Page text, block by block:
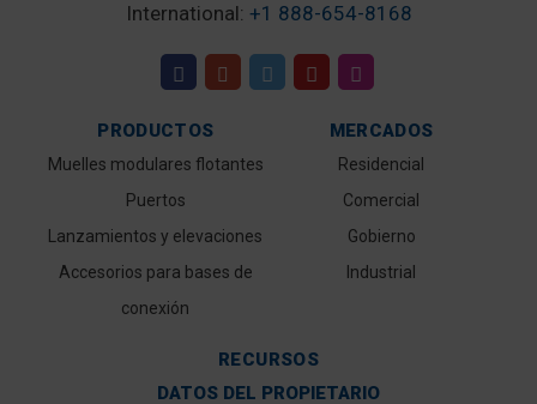
International: +1 888-654-8168
PRODUCTOS
Muelles modulares flotantes
Puertos
Lanzamientos y elevaciones
Accesorios para bases de
conexión
MERCADOS
Residencial
Comercial
Gobierno
Industrial
RECURSOS
DATOS DEL PROPIETARIO